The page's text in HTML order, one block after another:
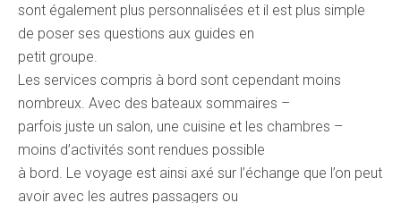
sont également plus personnalisées et il est plus simple
de poser ses questions aux guides en
petit groupe.
Les services compris à bord sont cependant moins
nombreux. Avec des bateaux sommaires –
parfois juste un salon, une cuisine et les chambres –
moins d’activités sont rendues possible
à bord. Le voyage est ainsi axé sur l’échange que l’on peut
avoir avec les autres passagers ou